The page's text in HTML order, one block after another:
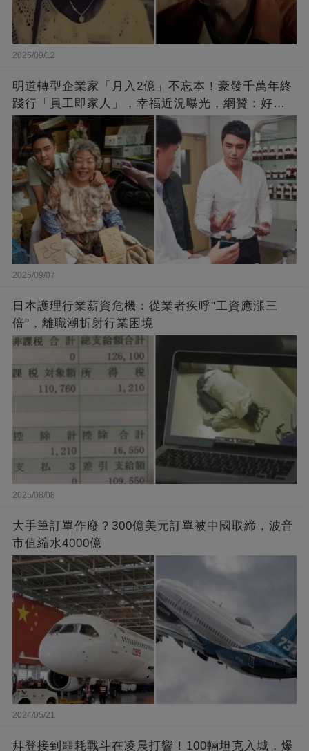
2025/09/12
明道轉型企業家「月入2億」不忘本！豪發千萬年終
踐行「員工即家人」，幸福近況曝光，網贊：好老
闆的福報
2025/09/07
日本護理行業薪資危機：從業者疾呼"工資應漲三
倍"，離職潮折射行業困境
2025/08/08
大手筆訂單作廢？300億美元訂單被中國取締，波音
市值縮水4000億
2024/05/21
拜登接到噩耗戰斗在凌晨打響！100輛坦克入城，爆